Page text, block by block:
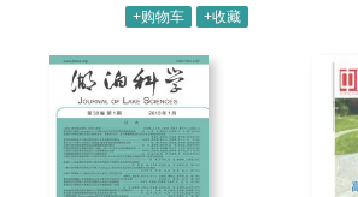
版）
+购物车 +收藏